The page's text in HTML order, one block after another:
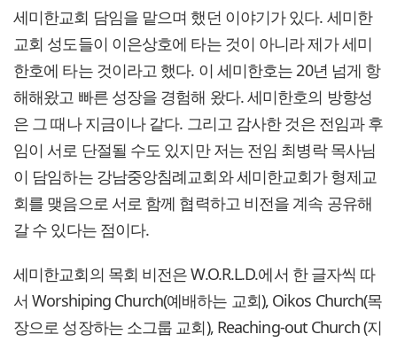
세미한교회 담임을 맡으며 했던 이야기가 있다. 세미한
교회 성도들이 이은상호에 타는 것이 아니라 제가 세미
한호에 타는 것이라고 했다. 이 세미한호는 20년 넘게 항
해해왔고 빠른 성장을 경험해 왔다. 세미한호의 방향성
은 그 때나 지금이나 같다. 그리고 감사한 것은 전임과 후
임이 서로 단절될 수도 있지만 저는 전임 최병락 목사님
이 담임하는 강남중앙침례교회와 세미한교회가 형제교
회를 맺음으로 서로 함께 협력하고 비전을 계속 공유해
갈 수 있다는 점이다.
세미한교회의 목회 비전은 W.O.R.L.D.에서 한 글자씩 따
서 Worshiping Church(예배하는 교회), Oikos Church(목
장으로 성장하는 소그룹 교회), Reaching-out Church (지